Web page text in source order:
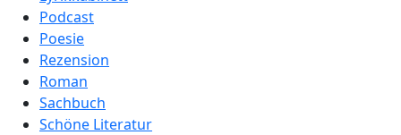
Podcast
Poesie
Rezension
Roman
Sachbuch
Schöne Literatur